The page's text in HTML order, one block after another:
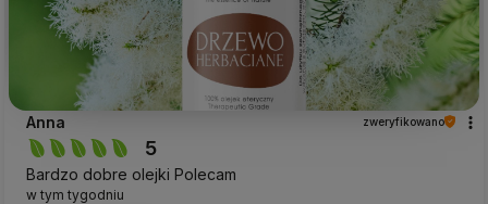
Anna zweryfikowano
5
Bardzo dobre olejki Polecam
w tym tygodniu